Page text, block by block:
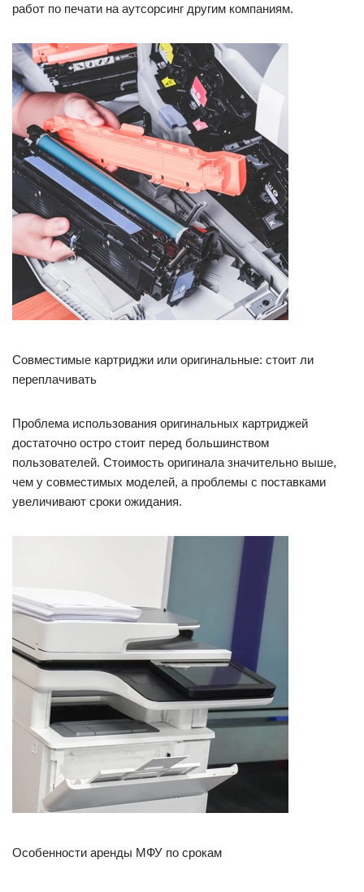
работ по печати на аутсорсинг другим компаниям.
Совместимые картриджи или оригинальные: стоит ли
переплачивать
Проблема использования оригинальных картриджей
достаточно остро стоит перед большинством
пользователей. Стоимость оригинала значительно выше,
чем у совместимых моделей, а проблемы с поставками
увеличивают сроки ожидания.
Особенности аренды МФУ по срокам